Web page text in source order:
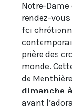
Notre-
rendez-
foi
prière des
monde.
de
dimanche
avant